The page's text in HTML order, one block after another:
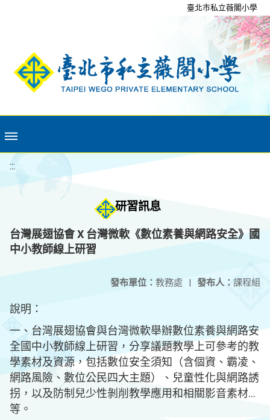
臺北市私立薇閣小學
:::
研習訊息
台灣展翅協會 X 台灣微軟《數位素養與網路安全》國
中小教師線上研習
發布人： 課程組
發布單位： 教務處 |
說明：
一、台灣展翅協會與台灣微軟舉辦數位素養與網路安
全國中小教師線上研習，分享議題教學上可參考的教
學素材及資源，包括數位安全須知（含個資、霸凌、
網路風險、數位公民四大主題）、兒童性化與網路誘
拐，以及防制兒少性剝削教學應用和相關影音素材…
等。